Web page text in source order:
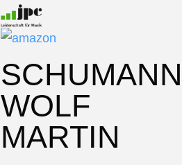
SCHUMANN
WOLF
MARTIN